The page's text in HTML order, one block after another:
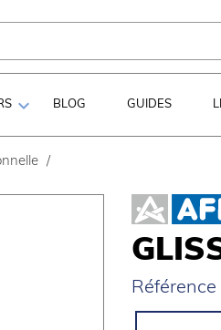
 BLOG GUIDES
/